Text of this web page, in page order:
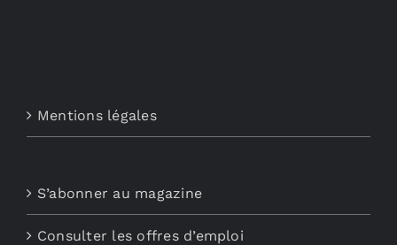
Mentions légales
S’abonner au magazine
Consulter les offres d’emploi